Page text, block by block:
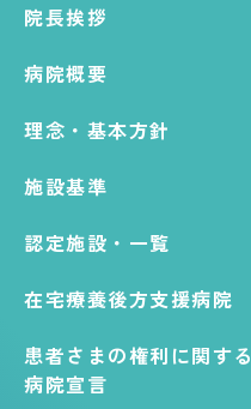
院長挨拶
病院概要
理念・基本方針
施設基準
認定施設・一覧
在宅療養後方支援病院
患者さまの権利に関する
病院宣言